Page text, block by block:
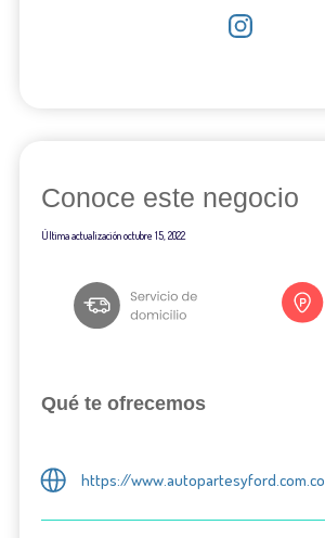
Conoce este negocio
Última actualizaciónoctubre 15, 2022
Qué te ofrecemos
https://www.autopartesyford.com.co